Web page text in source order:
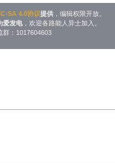
SA 4.0协议提供 ，编辑权限开放。
爱发电，欢迎各路能人异士加入。
群：1017604603